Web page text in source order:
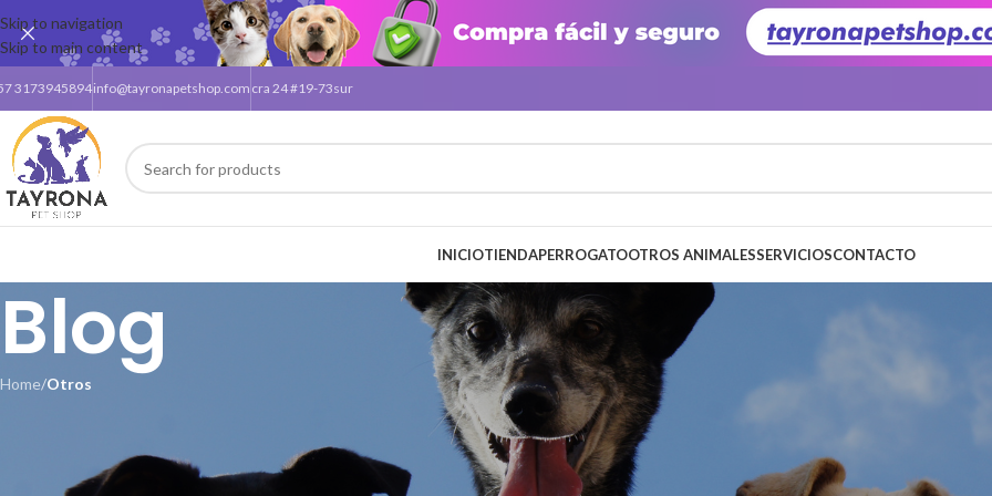
Skip to navigation
Skip to main content
3173945894info@tayronapetshop.com cra 24 #19-73sur
INICIOTIENDAPERROGATOOTROS ANIMALESSERVICIOSCONTACTO
Blog
Home/Otros